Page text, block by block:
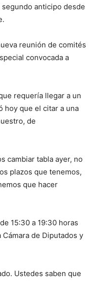
anticipo desde
reunión de comités
convocada a
requería llegar a un
hoy que el citar a una
de
cambiar tabla ayer, no
plazos que tenemos,
que hacer
15:30 a 19:30 horas
de Diputados y
Ustedes saben que